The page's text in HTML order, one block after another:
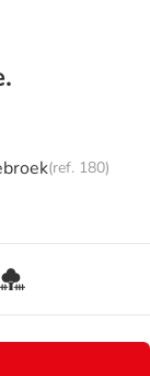
(ref. 180)